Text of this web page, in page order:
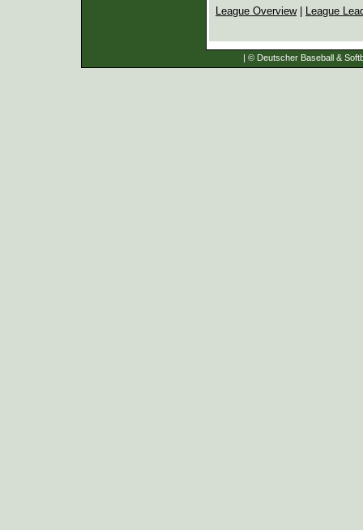
League Overview| League
| © Deutscher Baseball &